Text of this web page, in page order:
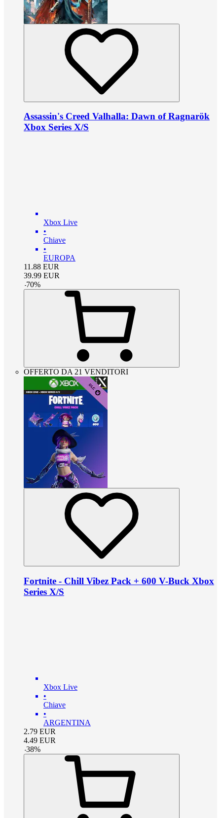
Assassin's Creed Valhalla: Dawn of Ragnarök
Xbox Series X/S
Xbox Live
•
Chiave
•
EUROPA
11.88 EUR
39.99 EUR
-70%
OFFERTO DA 21 VENDITORI
Fortnite - Chill Vibez Pack + 600 V-Buck Xbox
Series X/S
Xbox Live
•
Chiave
•
ARGENTINA
2.79 EUR
4.49 EUR
-38%